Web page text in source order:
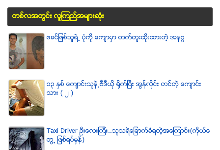
တစ္လအတြင္း လူၾကည္႔အမ်ားဆံုး
ဖခင္ျဖစ္သူရဲ႕ ပံုကို ေက်ာမွာ တက္တူးထိုးထားတဲ့ အနဂၢ
၁၃ ႏွစ္ ေက်ာင္းသူနဲ႕ဗီဒီယို ရိုက္ျပီး အြန္လိုင္း တင္တဲ့ ေက်ာင္း
သား ( ၂ )
Taxi Driver ဦးေလးၾကီး..သူသရဲေျခာက္ခံရတဲ့အေၾကာင္း(ကိုယ္ေ
တြ႕ ျဖစ္ရပ္မွန္)